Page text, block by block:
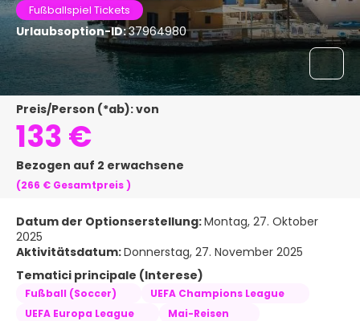
Fußballspiel Tickets
Urlaubsoption-ID:37964980
Preis/Person (*ab): von
133 €
Bezogen auf 2 erwachsene
(266 € Gesamtpreis)
Datum der Optionserstellung:Montag, 27. Oktober
2025
Aktivitätsdatum:Donnerstag, 27. November 2025
Tematici principale (Interese)
Fußball (Soccer)
UEFA Champions League
UEFA Europa League
Mai-Reisen